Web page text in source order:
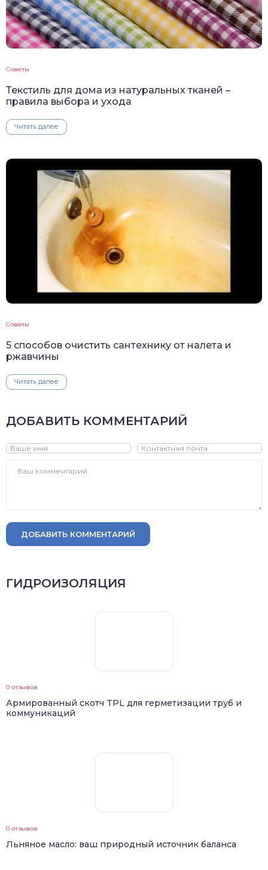
Советы
Текстиль для дома из натуральных тканей –
правила выбора и ухода
Читать далее
Советы
5 способов очистить сантехнику от налета и
ржавчины
Читать далее
ДОБАВИТЬ КОММЕНТАРИЙ
ДОБАВИТЬ КОММЕНТАРИЙ
ГИДРОИЗОЛЯЦИЯ
0 отзывов
Армированный скотч TPL для герметизации труб и
коммуникаций
0 отзывов
Льняное масло: ваш природный источник баланса